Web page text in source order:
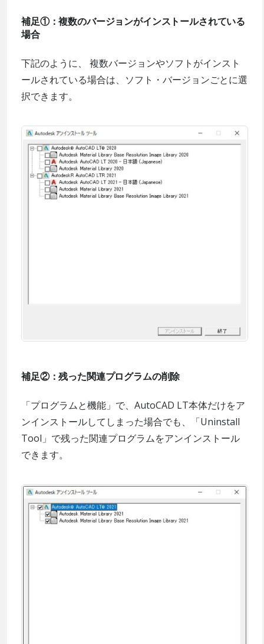
補足①：複数のバージョンがインストールされている
場合
下記のように、 複数バージョンやソフトがインスト
ールされている場合は、ソフト・バージョンごとに選
択できます。
補足②：残った関連プログラムの削除
「プログラムと機能」で、AutoCAD LT本体だけをア
ンインストールしてしまった場合でも、「Uninstall
Tool」で残った関連プログラムをアンインストール
できます。